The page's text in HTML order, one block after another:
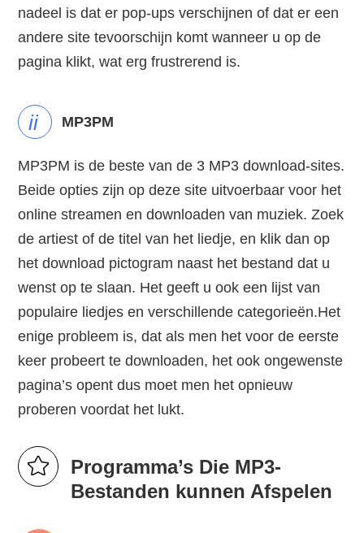
nadeel is dat er pop-ups verschijnen of dat er een
andere site tevoorschijn komt wanneer u op de
pagina klikt, wat erg frustrerend is.
ii MP3PM
MP3PM is de beste van de 3 MP3 download-sites.
Beide opties zijn op deze site uitvoerbaar voor het
online streamen en downloaden van muziek. Zoek
de artiest of de titel van het liedje, en klik dan op
het download pictogram naast het bestand dat u
wenst op te slaan. Het geeft u ook een lijst van
populaire liedjes en verschillende categorieën.Het
enige probleem is, dat als men het voor de eerste
keer probeert te downloaden, het ook ongewenste
pagina’s opent dus moet men het opnieuw
proberen voordat het lukt.
Programma’s Die MP3-
Bestanden kunnen Afspelen